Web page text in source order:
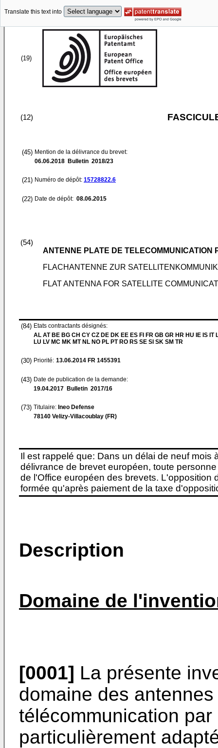
Translate this text into
(19)
(12)
(45) Mention de la délivrance du brevet:
06.06.2018 Bulletin 2018/23
(21) Numéro de dépôt: 15728822.6
(22) Date de dépôt: 08.06.2015
(54)
ANTENNE PLATE DE TELECOMMUNICATION
FLACHANTENNE ZUR
FLAT ANTENNA FOR SATELLITE
(84) Etats contractants désignés:
AL AT BE BG CH CY CZ DE DK EE ES FI FR GB GR HR HU IE IS IT
LU LV MC MK MT NL NO PL PT RO RS SE SI SK SM TR
(30) Priorité: 13.06.2014 FR 1455391
(43) Date de publication de la demande:
19.04.2017 Bulletin 2017/16
(73) Titulaire: Ineo Defense
78140 Velizy-Villacoublay (FR)
Il est rappelé que: Dans un délai de neuf
délivrance de brevet européen, toute
de l'Office européen des brevets. L'opposition
formée qu'après paiement de la taxe
Description
Domaine de
[0001] La présente
domaine des
télécommunication
particulièrement